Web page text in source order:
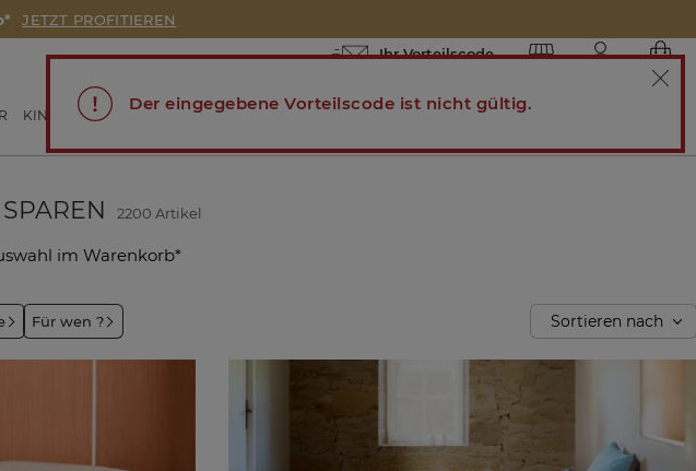
JETZT PROFITIEREN
Ihr Vorteilscode
KINDER DEKORATION GESCHENKIDEEN CHÂTEAU DE VERSAILLES 🌷
2200 Artikel
im Warenkorb*
Für wen ? Sortieren nach
Der eingegebene Vorteilscode ist nicht gültig.